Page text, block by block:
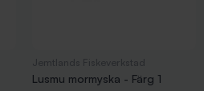
Lusmu mormyska - Färg 1